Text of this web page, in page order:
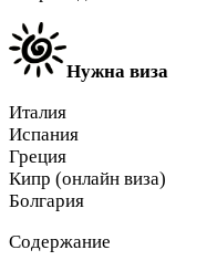
Нужна виза
Италия
Испания
Греция
Кипр (онлайн виза)
Болгария
Содержание